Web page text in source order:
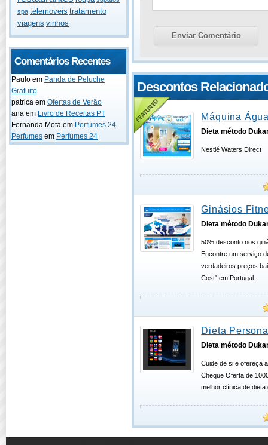
spa telemoveis tratamento
viagens vinhos
Comentários Recentes
Paulo em Panda de Peluche
Gratuito
patrica em Ofertas de Verão
ana em Livro de Receitas PT
Fernanda Mota em Perfumes 24
Perfumes em Perfumes 24
Descontos
Máquina
Dieta método
Nestlé Waters Direct
Ginásios
Dieta método
50% desconto nos
Encontre um serviço
verdadeiros preços
Cost" em Portugal.
Dieta
Dieta método
Cuide de si e ofereça
Cheque Oferta de
melhor clínica de dieta